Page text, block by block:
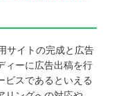
サイトの完成と広告
ィーに広告出稿を行
ビスであるといえる